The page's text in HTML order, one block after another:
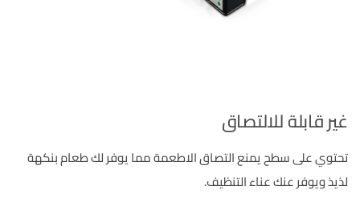
غير قابلة للالتصاق
تحتوي على سطح يمنع التصاق الاطعمة مما يوفر لك طعام بنكهة
لذيذ ويوفر عنك عناء التنظيف.